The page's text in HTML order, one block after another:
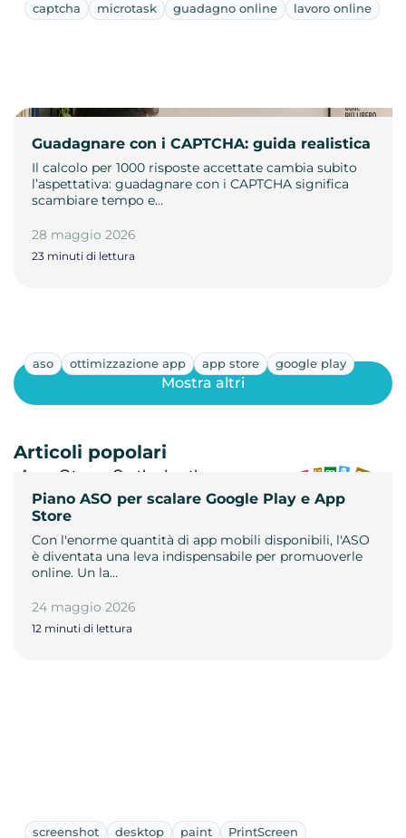
captcha microtask guadagno online lavoro online
Guadagnare con i CAPTCHA: guida realistica
Il calcolo per 1000 risposte accettate cambia subito
l’aspettativa: guadagnare con i CAPTCHA significa
scambiare tempo e…
28 maggio 2026
23 minuti di lettura
aso ottimizzazione app app store google play
Piano ASO per scalare Google Play e App
Store
Con l'enorme quantità di app mobili disponibili, l'ASO
è diventata una leva indispensabile per promuoverle
online. Un la…
24 maggio 2026
12 minuti di lettura
Mostra altri
Articoli popolari
screenshot desktop paint PrintScreen